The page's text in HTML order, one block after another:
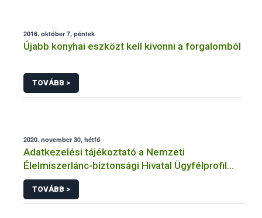
2016. október 7, péntek
Újabb konyhai eszközt kell kivonni a forgalomból
TOVÁBB >
2020. november 30, hétfő
Adatkezelési tájékoztató a Nemzeti
Élelmiszerlánc-biztonsági Hivatal Ügyfélprofil
Rendszerben állategészségügy témakörben
közhatalmi eljárásaihoz kapcsolódó
adatkezeléséhez
TOVÁBB >